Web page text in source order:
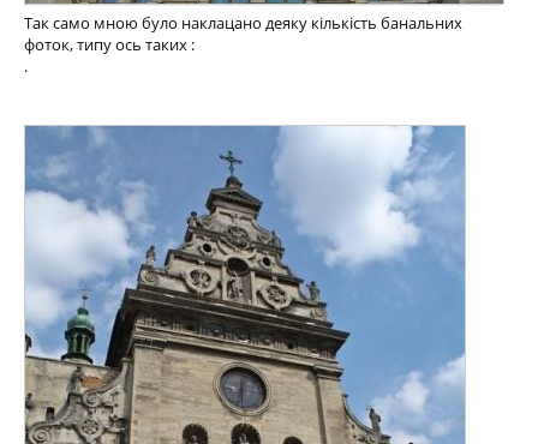
Так само мною було наклацано деяку кількість банальних
фоток, типу ось таких :
.